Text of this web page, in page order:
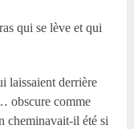
qui se lève et qui
laissaient derrière
obscure comme
cheminavait-il été si